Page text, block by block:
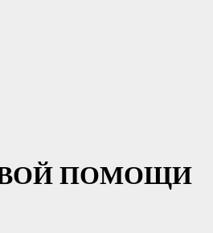
ПОМОЩИ